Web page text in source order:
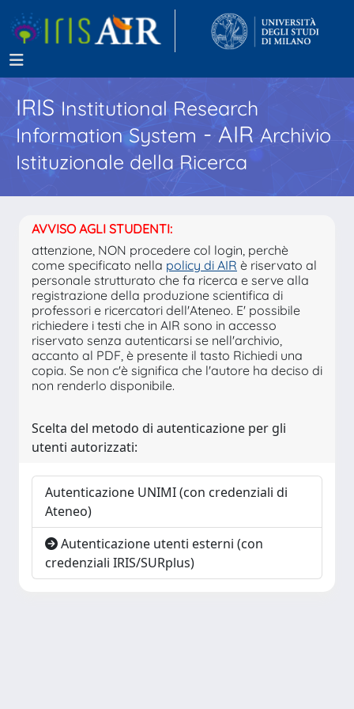
IRISInstitutional Research
Information System - AIR Archivio
Istituzionale della Ricerca
AVVISO AGLI STUDENTI:
attenzione, NON procedere col login, perchè
come specificato nella policy di AIR è riservato al
personale strutturato che fa ricerca e serve alla
registrazione della produzione scientifica di
professori e ricercatori dell'Ateneo. E' possibile
richiedere i testi che in AIR sono in accesso
riservato senza autenticarsi se nell'archivio,
accanto al PDF, è presente il tasto Richiedi una
copia. Se non c'è significa che l'autore ha deciso di
non renderlo disponibile.
Scelta del metodo di autenticazione per gli
utenti autorizzati:
Autenticazione UNIMI (con credenziali di
Ateneo)
Autenticazione utenti esterni (con
credenziali IRIS/SURplus)